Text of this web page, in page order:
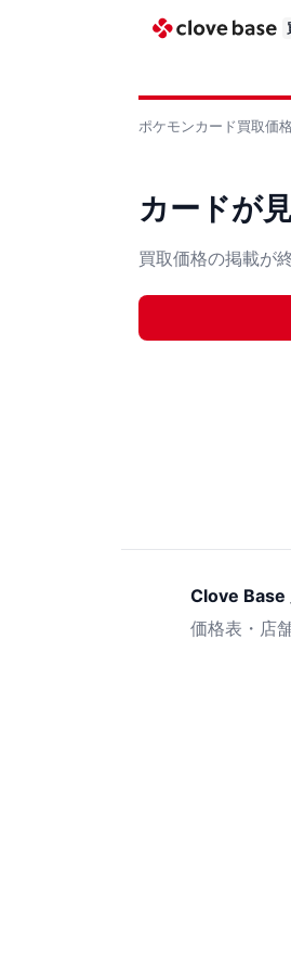
ポケモンカード買取価
カードが
買取価格の掲載が
Clove Base
価格表・店